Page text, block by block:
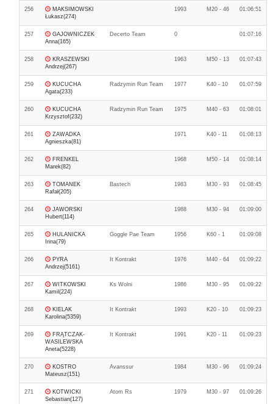
256
MAKSIMOWSKI
Łukasz(274)
1993 M20 - 46 01:06:51
257
GAJOWNICZEK
Anna(165)
Decerto Team 0 01:07:16
258
KRASZEWSKI
Andrzej(267)
1963 M50 - 13 01:07:43
259
KUCUCHA
Agata(233)
Radzymin Run Team 1977 K40 - 10 01:07:59
260
KUCUCHA
Krzysztof(232)
Radzymin Run Team 1975 M40 - 63 01:08:01
261
ZAWADKA
Agnieszka(81)
1971 K40 - 11 01:08:13
262
FRENKEL
Marek(82)
1968 M50 - 14 01:08:14
263
TOMANEK
Rafał(205)
Bastech 1983 M30 - 93 01:08:45
264
JAWORSKI
Hubert(114)
1988 M30 - 94 01:09:00
265
HULANICKA
Irina(79)
Goggle Pae Team 1956 K60 - 1 01:09:08
266
PYRA
Andrzej(5161)
It Kontrakt 1976 M40 - 64 01:09:22
267
WITKOWSKI
Kamil(224)
Ks Wolni 1986 M30 - 95 01:09:22
268
KIELAK
Karolina(5359)
It Kontrakt 1993 K20 - 10 01:09:23
269
FRĄTCZAK-
WASILEWSKA
Aneta(5228)
It Kontrakt 1991 K20 - 11 01:09:23
270
KOSTRO
Mateusz(151)
Avanssur 1984 M30 - 96 01:09:24
271
KOTWICKI
Sebastian(127)
Atom Rs 1979 M30 - 97 01:09:26